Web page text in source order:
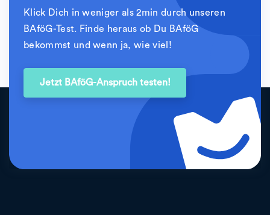
Klick Dich in weniger als 2min durch unseren
BAföG-Test. Finde heraus ob Du BAföG
bekommst und wenn ja, wie viel!
Jetzt BAföG-Anspruch testen!